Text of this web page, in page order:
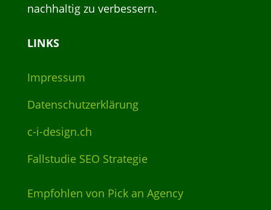
nachhaltig zu verbessern.
LINKS
Impressum
Datenschutzerklärung
c-i-design.ch
Fallstudie SEO Strategie
Empfohlen von Pick an Agency